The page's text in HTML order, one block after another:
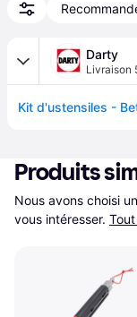
Darty
Livraison
Kit d'ustensiles -
Produits
Nous avons choisi
vous intéresser.